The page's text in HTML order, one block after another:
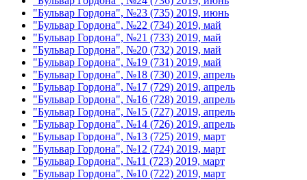
"Бульвар Гордона", №23 (735) 2019, июнь
"Бульвар Гордона", №22 (734) 2019, май
"Бульвар Гордона", №21 (733) 2019, май
"Бульвар Гордона", №20 (732) 2019, май
"Бульвар Гордона", №19 (731) 2019, май
"Бульвар Гордона", №18 (730) 2019, апрель
"Бульвар Гордона", №17 (729) 2019, апрель
"Бульвар Гордона", №16 (728) 2019, апрель
"Бульвар Гордона", №15 (727) 2019, апрель
"Бульвар Гордона", №14 (726) 2019, апрель
"Бульвар Гордона", №13 (725) 2019, март
"Бульвар Гордона", №12 (724) 2019, март
"Бульвар Гордона", №11 (723) 2019, март
"Бульвар Гордона", №10 (722) 2019, март